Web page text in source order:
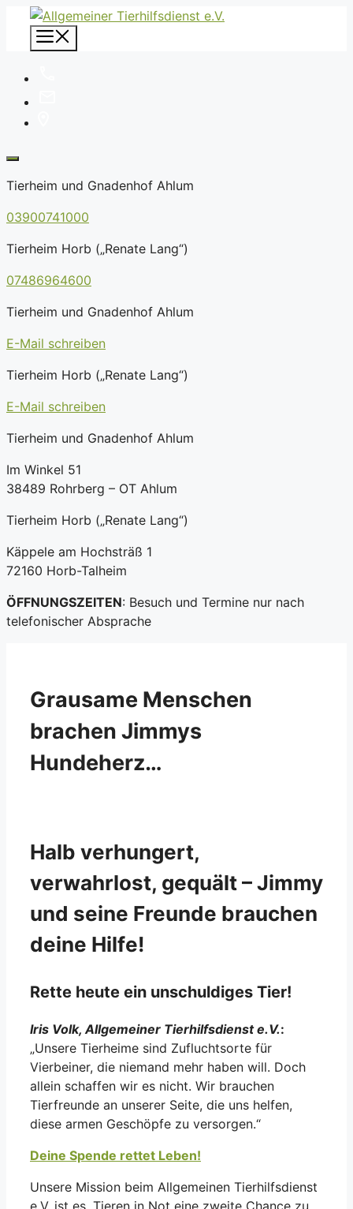
Zum
Inhalt
springen
Tierheim und Gnadenhof Ahlum
03900741000
Tierheim Horb („Renate Lang“)
07486964600
Tierheim und Gnadenhof Ahlum
E-Mail schreiben
Tierheim Horb („Renate Lang“)
E-Mail schreiben
Tierheim und Gnadenhof Ahlum
Im Winkel 51
38489 Rohrberg – OT Ahlum
Tierheim Horb („Renate Lang“)
Käppele am Hochsträß 1
72160 Horb-Talheim
ÖFFNUNGSZEITEN: Besuch und Termine nur nach
telefonischer Absprache
Grausame Menschen
brachen Jimmys
Hundeherz…
Halb verhungert,
verwahrlost, gequält – Jimmy
und seine Freunde brauchen
deine Hilfe!
Rette heute ein unschuldiges Tier!
Iris Volk, Allgemeiner Tierhilfsdienst e.V.:
„Unsere Tierheime sind Zufluchtsorte für
Vierbeiner, die niemand mehr haben will. Doch
allein schaffen wir es nicht. Wir brauchen
Tierfreunde an unserer Seite, die uns helfen,
diese armen Geschöpfe zu versorgen.“
Deine Spende rettet Leben!
Unsere Mission beim Allgemeinen Tierhilfsdienst
e.V. ist es, Tieren in Not eine zweite Chance zu